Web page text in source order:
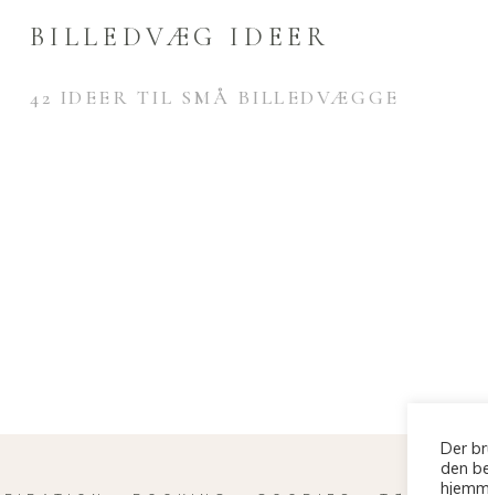
BILLEDVÆG IDEER
42 IDEER TIL SMÅ BILLEDVÆGGE
Der
den